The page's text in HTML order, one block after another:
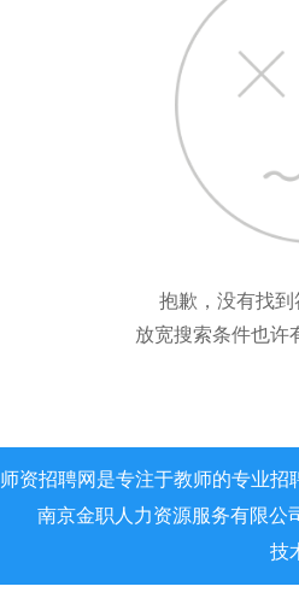
抱歉，没有找
放宽搜索条件也许
师资招聘网是专注于教师的专业
南京金职人力资源服务有限公
技